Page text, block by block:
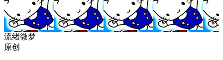
流绪微梦
原创